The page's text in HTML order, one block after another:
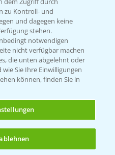
uns
Datenschutzerklärung
zu Kontroll- und
und dagegen keine
stehen.
notwendigen
nicht verfügbar machen
die unten abgelehnt oder
Sie Ihre Einwilligungen
können, finden Sie in